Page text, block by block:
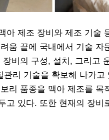
아 제조 장비와 제조 기술
움 끝에 국내에서 기술
비의 구성, 설치, 그리고
관리 기술을 확보해 나가
리 품종을 맥아 제조를
고 있다. 또한 현재의 장